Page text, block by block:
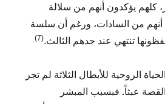
كلهم يؤكدون أنهم من سلالة
من السادات، ورغم أن سلسة
تنتهي عند جدهم الثالث.(7)
الروحية للأبطال الثلاثة لم تجر
عبثاً. فبسبب المبشر